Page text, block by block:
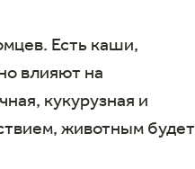
Есть каши,
влияют на
кукурузная и
животным будет